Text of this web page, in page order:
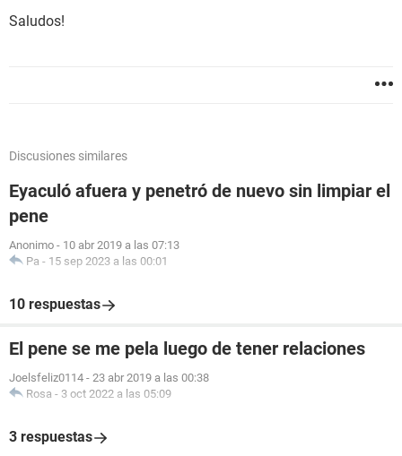
Saludos!
Discusiones similares
Eyaculó afuera y penetró de nuevo sin limpiar el
pene
Anonimo - 10 abr 2019 a las 07:13
Pa - 15 sep 2023 a las 00:01
10 respuestas
El pene se me pela luego de tener relaciones
Joelsfeliz0114 - 23 abr 2019 a las 00:38
Rosa - 3 oct 2022 a las 05:09
3 respuestas